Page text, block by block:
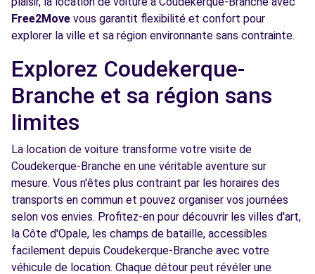
Free2Move vous garantit flexibilité et confort pour
explorer la ville et sa région environnante sans contrainte.
Explorez Coudekerque-
Branche et sa région sans
limites
La location de voiture transforme votre visite de
Coudekerque-Branche en une véritable aventure sur
mesure. Vous n'êtes plus contraint par les horaires des
transports en commun et pouvez organiser vos journées
selon vos envies. Profitez-en pour découvrir les villes d'art,
la Côte d'Opale, les champs de bataille, accessibles
facilement depuis Coudekerque-Branche avec votre
véhicule de location. Chaque détour peut révéler une